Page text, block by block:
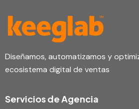
Diseñamos, automatizamos y
ecosistema digital de ventas
Servicios de Agencia